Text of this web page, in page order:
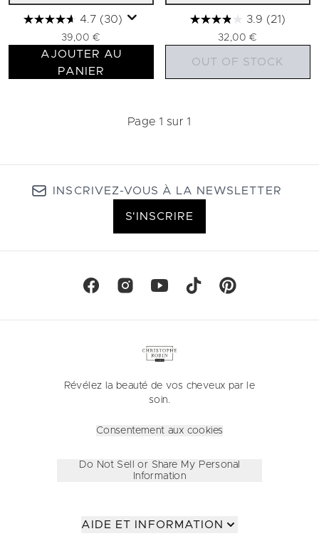
4.7 (30)
39,00 €
AJOUTER AU
PANIER
3.9 (21)
32,00 €
OUT OF STOCK
Page 1 sur 1
INSCRIVEZ-VOUS À LA NEWSLETTER
S'INSCRIRE
Révélez la beauté de vos cheveux par le
soin.
Consentement aux cookies
Do Not Sell or Share My Personal
Information
AIDE ET INFORMATION